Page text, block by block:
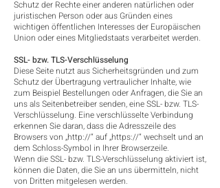
Schutz der Rechte einer anderen natürlichen oder
juristischen Person oder aus Gründen eines
wichtigen öffentlichen Interesses der Europäischen
Union oder eines Mitgliedstaats verarbeitet werden.
SSL- bzw. TLS-Verschlüsselung
Diese Seite nutzt aus Sicherheitsgründen und zum
Schutz der Übertragung vertraulicher Inhalte, wie
zum Beispiel Bestellungen oder Anfragen, die Sie an
uns als Seitenbetreiber senden, eine SSL- bzw. TLS-
Verschlüsselung. Eine verschlüsselte Verbindung
erkennen Sie daran, dass die Adresszeile des
Browsers von „http://“ auf „https://“ wechselt und an
dem Schloss-Symbol in Ihrer Browserzeile.
Wenn die SSL- bzw. TLS-Verschlüsselung aktiviert ist,
können die Daten, die Sie an uns übermitteln, nicht
von Dritten mitgelesen werden.